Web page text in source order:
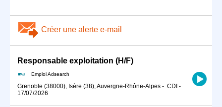
Créer une alerte e-mail
Responsable exploitation (H/F)
Emploi Adsearch
Grenoble (38000), Isère (38), Auvergne-Rhône-Alpes - CDI -
17/07/2026